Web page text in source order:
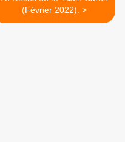
(Février 2022). >